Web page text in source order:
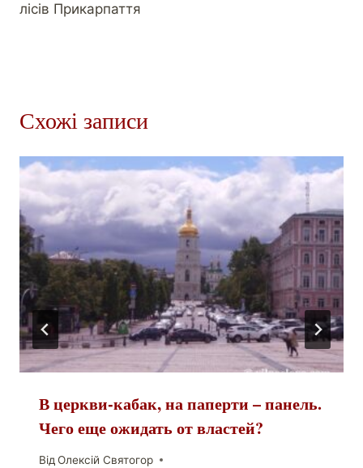
лісів Прикарпаття
Схожі записи
В церкви-кабак, на паперти – панель.
Чего еще ожидать от властей?
Від Олексій Святогор